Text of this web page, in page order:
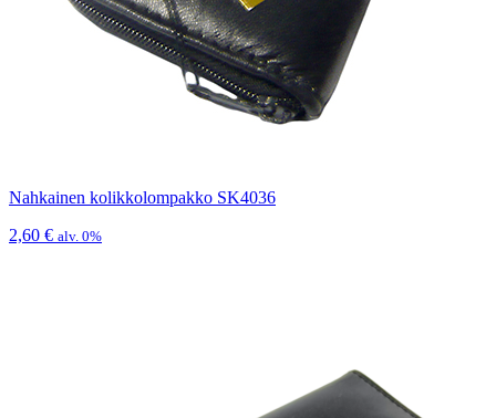
Nahkainen kolikkolompakko SK4036
2,60 € alv. 0%